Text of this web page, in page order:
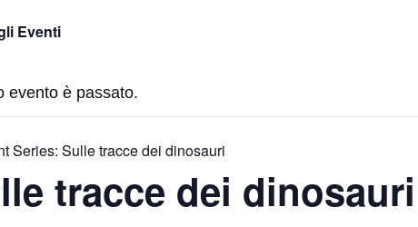
Eventi
evento è passato.
Series: Sulle tracce dei dinosauri
tracce dei dinosauri